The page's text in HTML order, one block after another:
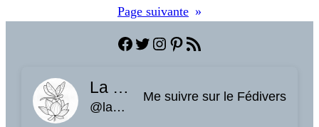
Page suivante »
Facebook
Twitter
Instagram
Pinterest
Flux RSS
La planque à libellules
@laplanquealibellules.fr@www.laplanquealibellules.fr
Me suivre sur le Fédivers